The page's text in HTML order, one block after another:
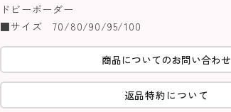
ドビーボーダー
■サイズ 70/80/90/95/100
商品についてのお問い合わせ
返品特約について